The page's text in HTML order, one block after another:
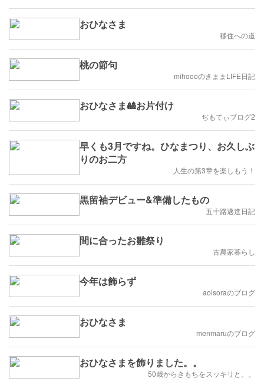
おひなさま
移住への道
桃の節句
mihoooのきままLIFE日記
おひなさま🎎お片付け
ぢもてぃブログ2
早くも3月ですね。ひなまつり、お久しぶ
りのお二方
人生の第3章を楽しもう！
黒留袖デビュー&準備したもの
五十路邁進日記
間に合ったお雛祭り
古農家暮らし
今年は飾らず
aoisoraのブログ
おひなさま
menmaruのブログ
おひなさまを飾りました。。
50歳からきもちをスッキリと。。